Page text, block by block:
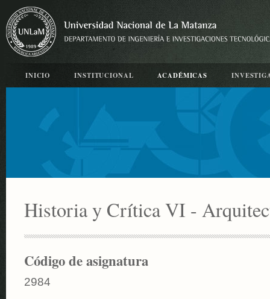
INICIO INSTITUCIONAL ACADÉMICAS
Historia y Crítica VI -
Código de asignatura
2984